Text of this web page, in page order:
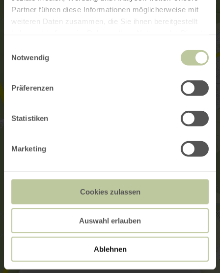
Partner führen diese Informationen möglicherweise mit
weiteren Daten zusammen, die Sie ihnen bereitgestellt
Notwendig
Präferenzen
Statistiken
Marketing
Cookies zulassen
Auswahl erlauben
Ablehnen